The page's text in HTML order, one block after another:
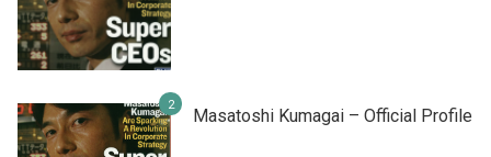
Masatoshi Kumagai – Official Profile